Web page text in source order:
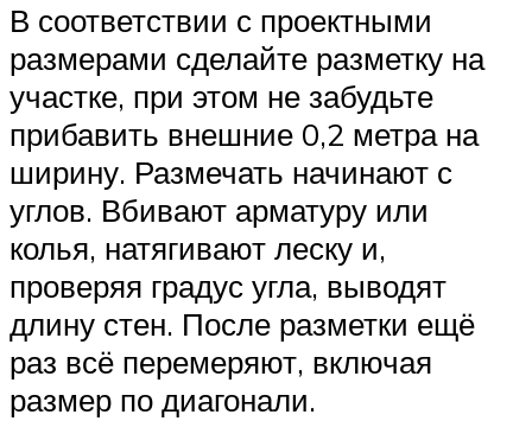
В соответствии с проектными
размерами сделайте разметку на
участке, при этом не забудьте
прибавить внешние 0,2 метра на
ширину. Размечать начинают с
углов. Вбивают арматуру или
колья, натягивают леску и,
проверяя градус угла, выводят
длину стен. После разметки ещё
раз всё перемеряют, включая
размер по диагонали.